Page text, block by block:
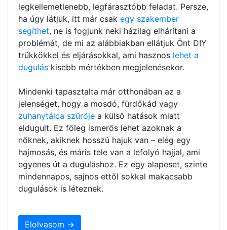
legkellemetlenebb, legfárasztóbb feladat. Persze,
ha úgy látjuk, itt már csak egy szakember
segíthet, ne is fogjunk neki házilag elhárítani a
problémát, de mi az alábbiakban ellátjuk Önt DIY
trükkökkel és eljárásokkal, ami hasznos lehet a
dugulás kisebb mértékben megjelenésekor.
Mindenki tapasztalta már otthonában az a
jelenséget, hogy a mosdó, fürdőkád vagy
zuhanytálca szűrője a külső hatások miatt
eldugult. Ez főleg ismerős lehet azoknak a
nőknek, akiknek hosszú hajuk van – elég egy
hajmosás, és máris tele van a lefolyó hajjal, ami
egyenes út a duguláshoz. Ez egy alapeset, szinte
mindennapos, sajnos ettől sokkal makacsabb
dugulások is léteznek.
Elolvasom →